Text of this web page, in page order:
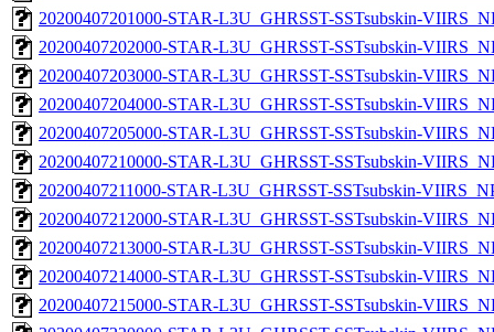
20200407201000-STAR-L3U_GHRSST-SSTsubskin-
20200407202000-STAR-L3U_GHRSST-SSTsubskin-
20200407203000-STAR-L3U_GHRSST-SSTsubskin-
20200407204000-STAR-L3U_GHRSST-SSTsubskin-
20200407205000-STAR-L3U_GHRSST-SSTsubskin-
20200407210000-STAR-L3U_GHRSST-SSTsubskin-
20200407211000-STAR-L3U_GHRSST-SSTsubskin-
20200407212000-STAR-L3U_GHRSST-SSTsubskin-
20200407213000-STAR-L3U_GHRSST-SSTsubskin-
20200407214000-STAR-L3U_GHRSST-SSTsubskin-
20200407215000-STAR-L3U_GHRSST-SSTsubskin-